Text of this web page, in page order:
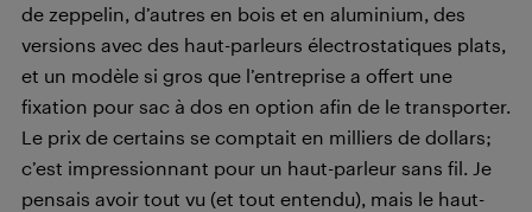
de zeppelin, d’autres en bois et en aluminium, des
versions avec des haut-parleurs électrostatiques plats,
et un modèle si gros que l’entreprise a offert une
fixation pour sac à dos en option afin de le transporter.
Le prix de certains se comptait en milliers de dollars;
c’est impressionnant pour un haut-parleur sans fil. Je
pensais avoir tout vu (et tout entendu), mais le haut-